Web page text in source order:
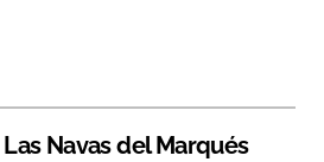
Las Navas del Marqués